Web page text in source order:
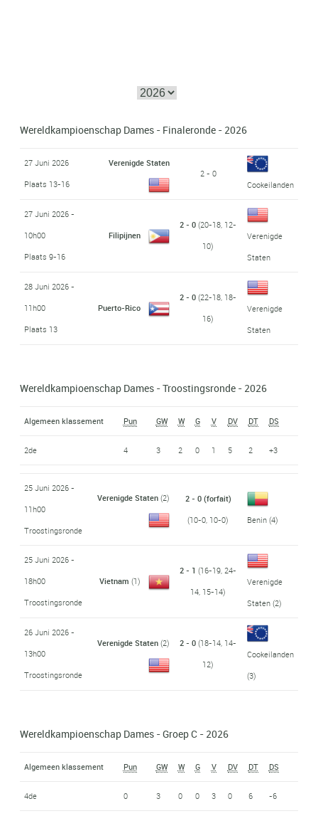
Wereldkampioenschap Dames - Finaleronde - 2026
27 Juni 2026
Plaats 13-16
Verenigde Staten
2 - 0
Cookeilanden
27 Juni 2026 -
10h00
Plaats 9-16
Filipijnen
2 - 0 (20-18, 12-
10)
Verenigde
Staten
28 Juni 2026 -
11h00
Plaats 13
Puerto-Rico
2 - 0 (22-18, 18-
16)
Verenigde
Staten
Wereldkampioenschap Dames - Troostingsronde - 2026
Algemeen klassement Pun GW W G V DV DT DS
2de 4 3 2 0 1 5 2 +3
25 Juni 2026 -
11h00
Troostingsronde
Verenigde Staten(2)
2 - 0 (forfait)
(10-0, 10-0)
Benin(4)
25 Juni 2026 -
18h00
Troostingsronde
Vietnam (1)
2 - 1 (16-19, 24-
14, 15-14)
Verenigde
Staten(2)
26 Juni 2026 -
13h00
Troostingsronde
Verenigde Staten(2) 2 - 0 (18-14, 14-
12)
Cookeilanden
(3)
Wereldkampioenschap Dames - Groep C - 2026
Algemeen klassement Pun GW W G V DV DT DS
4de 0 3 0 0 3 0 6 -6